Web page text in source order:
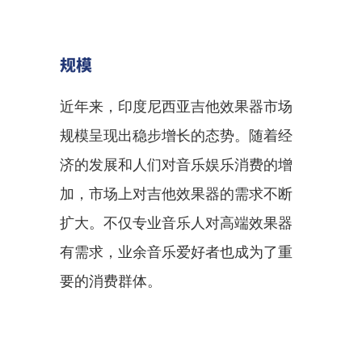
规模
近年来，印度尼西亚吉他效果器市场
规模呈现出稳步增长的态势。随着经
济的发展和人们对音乐娱乐消费的增
加，市场上对吉他效果器的需求不断
扩大。不仅专业音乐人对高端效果器
有需求，业余音乐爱好者也成为了重
要的消费群体。